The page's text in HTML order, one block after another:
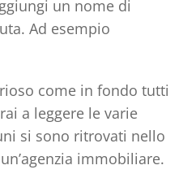
un nome di
Ad esempio
come in fondo tutti
a leggere le varie
si sono ritrovati nello
immobiliare.